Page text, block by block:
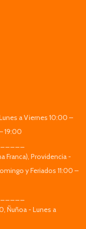
a Viernes 10:00 –
19:00
Franca), Providencia -
y Feriados 11:00 –
Ñuñoa - Lunes a